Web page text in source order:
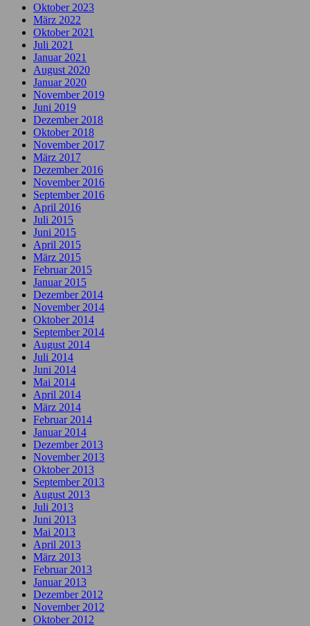
Oktober 2023
März 2022
Oktober 2021
Juli 2021
Januar 2021
August 2020
Januar 2020
November 2019
Juni 2019
Dezember 2018
Oktober 2018
November 2017
März 2017
Dezember 2016
November 2016
September 2016
April 2016
Juli 2015
Juni 2015
April 2015
März 2015
Februar 2015
Januar 2015
Dezember 2014
November 2014
Oktober 2014
September 2014
August 2014
Juli 2014
Juni 2014
Mai 2014
April 2014
März 2014
Februar 2014
Januar 2014
Dezember 2013
November 2013
Oktober 2013
September 2013
August 2013
Juli 2013
Juni 2013
Mai 2013
April 2013
März 2013
Februar 2013
Januar 2013
Dezember 2012
November 2012
Oktober 2012